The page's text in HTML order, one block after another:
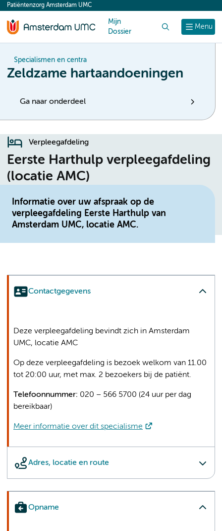
content
Menu
Patiëntenzorg Amsterdam UMC
Mijn
Dossier
Specialismen en centra
Zeldzame hartaandoeningen
Ga naar onderdeel
Verpleegafdeling
Eerste Harthulp verpleegafdeling
(locatie AMC)
Informatie over uw afspraak op de
verpleegafdeling Eerste Harthulp van
Amsterdam UMC, locatie AMC.
Contactgegevens
Adres, locatie en route
Deze verpleegafdeling bevindt zich in Amsterdam
UMC, locatie AMC
Op deze verpleegafdeling is bezoek welkom van 11.00
tot 20:00 uur, met max. 2 bezoekers bij de patiënt.
Telefoonnummer: 020 – 566 5700 (24 uur per dag
bereikbaar)
Meer informatie over dit specialisme
Opname